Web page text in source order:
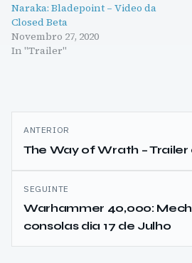
Naraka: Bladepoint – Video da
Closed Beta
Novembro 27, 2020
In "Trailer"
Navegação
de
artigos
ANTERIOR
The Way of Wrath –
SEGUINTE
Warhammer 40,000:
consolas dia 17 de Julho